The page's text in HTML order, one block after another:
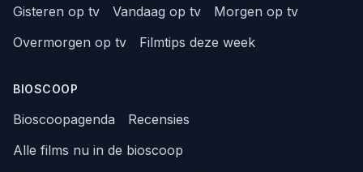
Gisteren op tv Vandaag op tv
Morgen op tv
Overmorgen op tv
Filmtips deze week
BIOSCOOP
Bioscoopagenda
Recensies
Alle films nu in de bioscoop